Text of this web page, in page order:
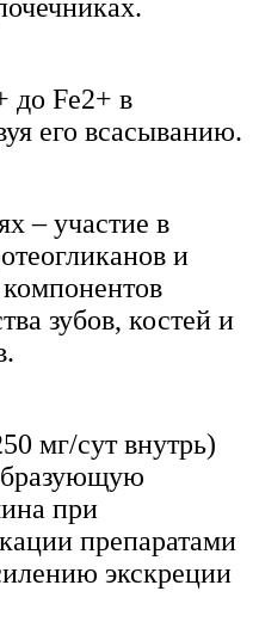
до Fe2+ в
его всасыванию.
– участие в
и
зубов, костей и
мг/сут внутрь)
при
препаратами
экскреции